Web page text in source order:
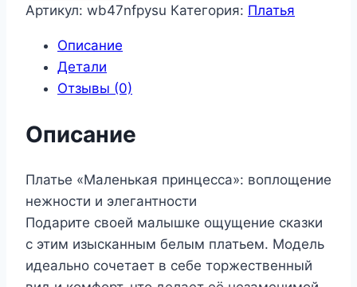
товара
платье
детское
Артикул: wb47nfpysu Категория: Платья
Описание
Детали
Отзывы (0)
Описание
Платье «Маленькая принцесса»: воплощение
нежности и элегантности
Подарите своей малышке ощущение сказки
с этим изысканным белым платьем. Модель
идеально сочетает в себе торжественный